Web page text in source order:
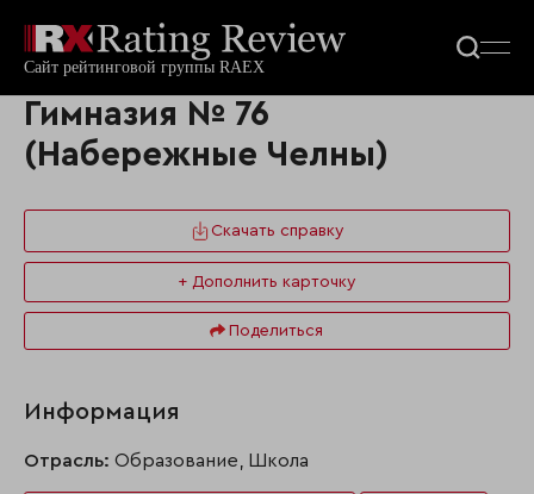
Гимназия № 76
(Набережные Челны)
Скачать справку
+ Дополнить карточку
Поделиться
Информация
Отрасль: Образование, Школа